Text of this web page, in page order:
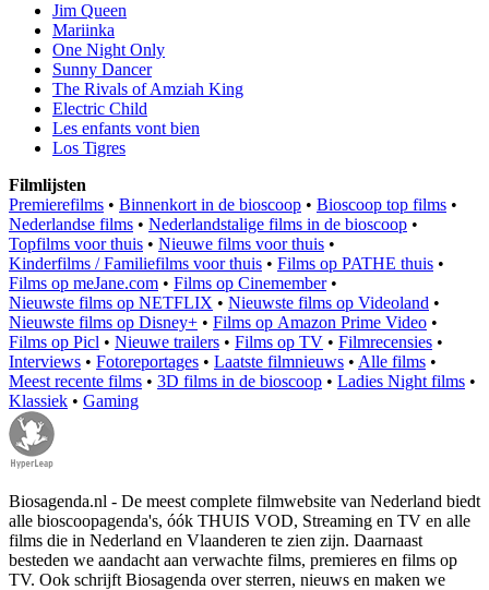
Jim Queen
Mariinka
One Night Only
Sunny Dancer
The Rivals of Amziah King
Electric Child
Les enfants vont bien
Los Tigres
Filmlijsten
Premierefilms • Binnenkort in de bioscoop • Bioscoop top films •
Nederlandse films • Nederlandstalige films in de bioscoop •
Topfilms voor thuis • Nieuwe films voor thuis •
Kinderfilms / Familiefilms voor thuis • Films op PATHE thuis •
Films op meJane.com • Films op Cinemember•
Nieuwste films op NETFLIX • Nieuwste films op Videoland •
Nieuwste films op Disney+ • Films op Amazon Prime Video •
Films op Picl • Nieuwe trailers • Films op TV • Filmrecensies •
Interviews • Fotoreportages • Laatste filmnieuws • Alle films •
Meest recente films • 3D films in de bioscoop • Ladies Night films •
Klassiek • Gaming
Biosagenda.nl - De meest complete filmwebsite van Nederland biedt
alle bioscoopagenda's, óók THUIS VOD, Streaming en TV en alle
films die in Nederland en Vlaanderen te zien zijn. Daarnaast
besteden we aandacht aan verwachte films, premieres en films op
TV. Ook schrijft Biosagenda over sterren, nieuws en maken we